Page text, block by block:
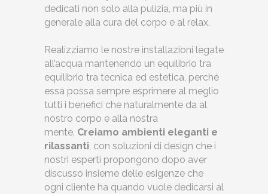
dedicati non solo alla pulizia, ma più in
generale alla cura del corpo e al relax.
Realizziamo le nostre installazioni legate
all’acqua mantenendo un equilibrio tra
equilibrio tra tecnica ed estetica, perché
essa possa sempre esprimere al meglio
tutti i benefici che naturalmente da al
nostro corpo e alla nostra
mente. Creiamo ambienti eleganti e
rilassanti , con soluzioni di design che i
nostri esperti propongono dopo aver
discusso insieme delle esigenze che
ogni cliente ha quando vuole dedicarsi al